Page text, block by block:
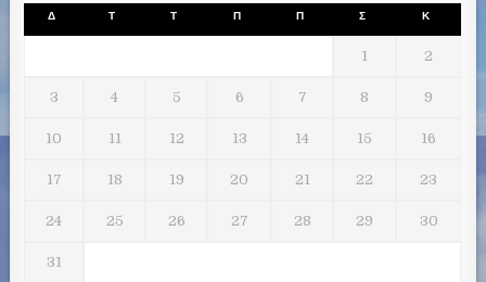
Δ Τ Τ Π Π Σ Κ
1 2
3 4 5 6 7 8 9
10 11 12 13 14 15 16
17 18 19 20 21 22 23
24 25 26 27 28 29 30
31